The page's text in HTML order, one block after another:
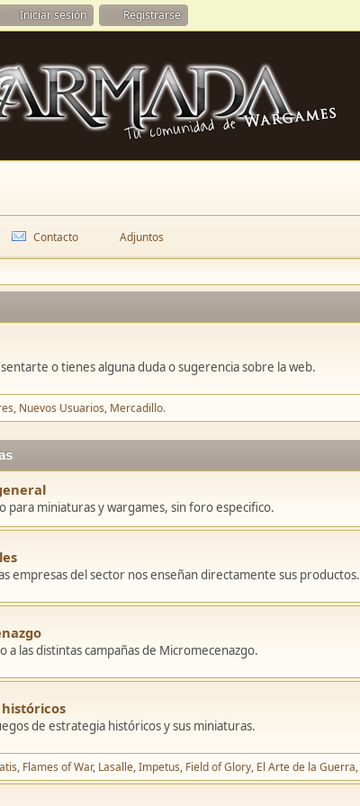
Iniciar sesión Registrarse
Contacto Adjuntos
o tienes alguna duda o sugerencia sobre la web.
Nuevos Usuarios Mercadillo.
para miniaturas y wargames, sin foro especifico.
empresas del sector nos enseñan directamente sus productos.
a las distintas campañas de Micromecenazgo.
de estrategia históricos y sus miniaturas.
Flames of War Lasalle Impetus Field of Glory El Arte de la Guerra